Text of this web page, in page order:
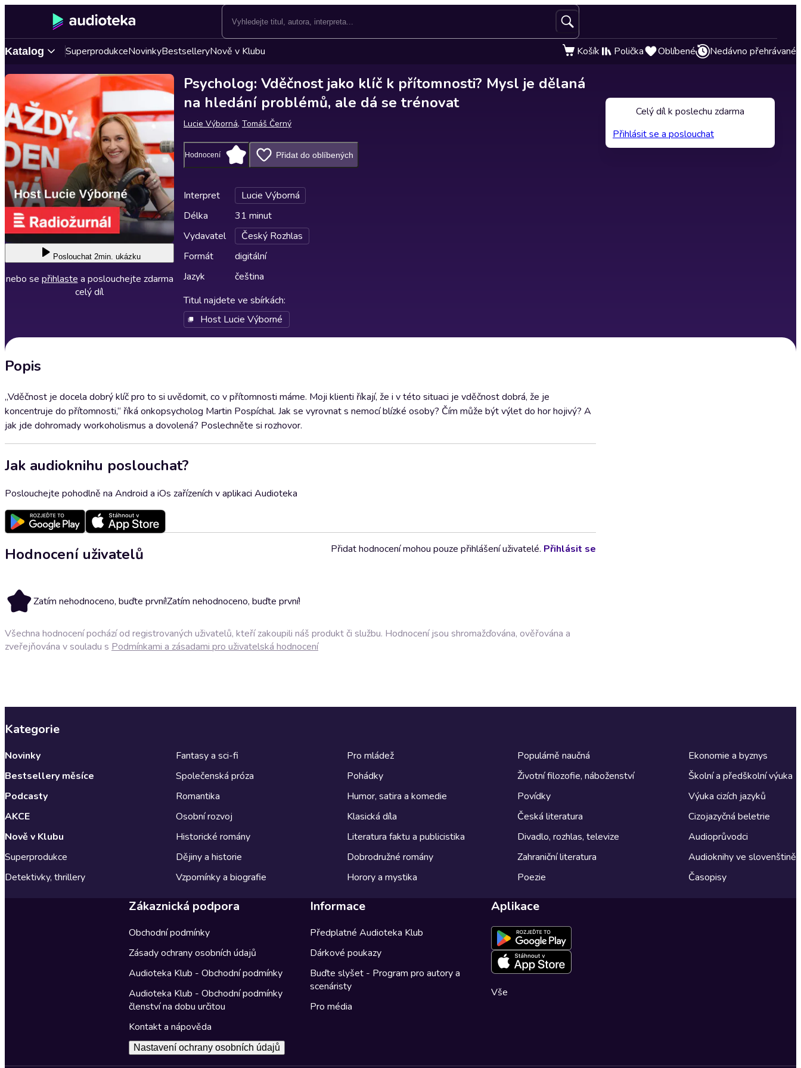
Katalog SuperprodukceNovinkyBestselleryNově v Klubu Košík Polička Oblíbené Nedávno přehrávané
Poslouchat 2min. ukázku
nebo se přihlaste a poslouchejte zdarma
celý díl
Psycholog: Vděčnost jako klíč k přítomnosti? Mysl je dělaná
na hledání problémů, ale dá se trénovat
Lucie Výborná, Tomáš Černý
Hodnocení Přidat do oblíbených
Interpret
Lucie Výborná
Délka
31 minut
Vydavatel
Český Rozhlas
Formát
digitální
Jazyk
čeština
Titul najdete ve sbírkách:
Host Lucie Výborné
Popis
„Vděčnost je docela dobrý klíč pro to si uvědomit, co v přítomnosti máme. Moji klienti říkají, že i v této situaci je vděčnost dobrá, že je
koncentruje do přítomnosti,“ říká onkopsycholog Martin Pospíchal. Jak se vyrovnat s nemocí blízké osoby? Čím může být výlet do hor hojivý? A
jak jde dohromady workoholismus a dovolená? Poslechněte si rozhovor.
Jak audioknihu poslouchat?
Poslouchejte pohodlně na Android a iOs zařízeních v aplikaci Audioteka
Hodnocení uživatelů
Zatím nehodnoceno, buďte první!Zatím nehodnoceno, buďte první!
Přidat hodnocení mohou pouze přihlášení uživatelé. Přihlásit se
Všechna hodnocení pochází od registrovaných uživatelů, kteří zakoupili náš produkt či službu. Hodnocení jsou shromažďována, ověřována a
zveřejňována v souladu s Podmínkami a zásadami pro uživatelská hodnocení
Celý díl k poslechu zdarma
Přihlásit se a poslouchat
Kategorie
Novinky
Bestsellery měsíce
Podcasty
AKCE
Nově v Klubu
Superprodukce
Detektivky, thrillery
Fantasy a sci-fi
Společenská próza
Romantika
Osobní rozvoj
Historické romány
Dějiny a historie
Vzpomínky a biografie
Pro mládež
Pohádky
Humor, satira a komedie
Klasická díla
Literatura faktu a publicistika
Dobrodružné romány
Horory a mystika
Populárně naučná
Životní filozofie, náboženství
Povídky
Česká literatura
Divadlo, rozhlas, televize
Zahraniční literatura
Poezie
Ekonomie a byznys
Školní a předškolní výuka
Výuka cizích jazyků
Cizojazyčná beletrie
Audioprůvodci
Audioknihy ve slovenštině
Časopisy
Zákaznická podpora
Obchodní podmínky
Zásady ochrany osobních údajů
Audioteka Klub - Obchodní podmínky
Audioteka Klub - Obchodní podmínky
členství na dobu určitou
Kontakt a nápověda
Nastavení ochrany osobních údajů
Informace
Předplatné Audioteka Klub
Dárkové poukazy
Buďte slyšet - Program pro autory a
scenáristy
Pro média
Aplikace
Vše